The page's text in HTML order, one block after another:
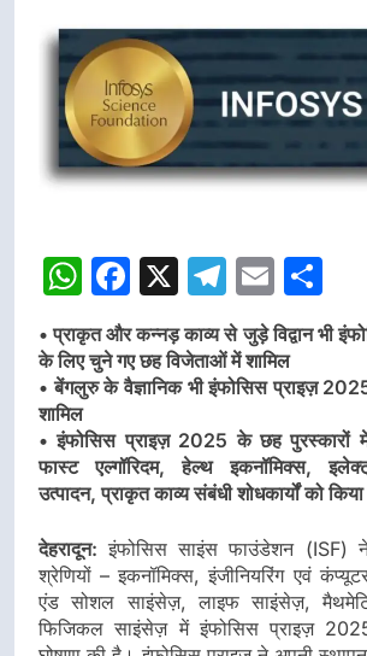
WhatsApp
Facebook
X Email
• प्राकृत और कन्नड़ काव्य से जुड़े विद्वान भी
के लिए चुने गए छह विजेताओं में शामिल
• बेंगलुरु के वैज्ञानिक भी इंफोसिस प्राइज़
शामिल
• इंफोसिस प्राइज़ 2025 के छह पुरस्कारों
फास्ट एल्गॉरिदम, हेल्थ इकनॉमिक्स,
उत्पादन, प्राकृत काव्य संबंधी शोधकार्यों को
देहरादून: इंफोसिस साइंस फाउंडेशन (ISF)
श्रेणियों – इकनॉमिक्स, इंजीनियरिंग एवं
एंड सोशल साइंसेज़, लाइफ साइंसेज़,
फिजिकल साइंसेज़ में इंफोसिस प्राइज़